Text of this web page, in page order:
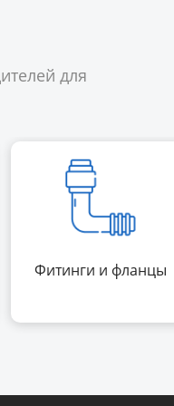
для
Фитинги и фланцы